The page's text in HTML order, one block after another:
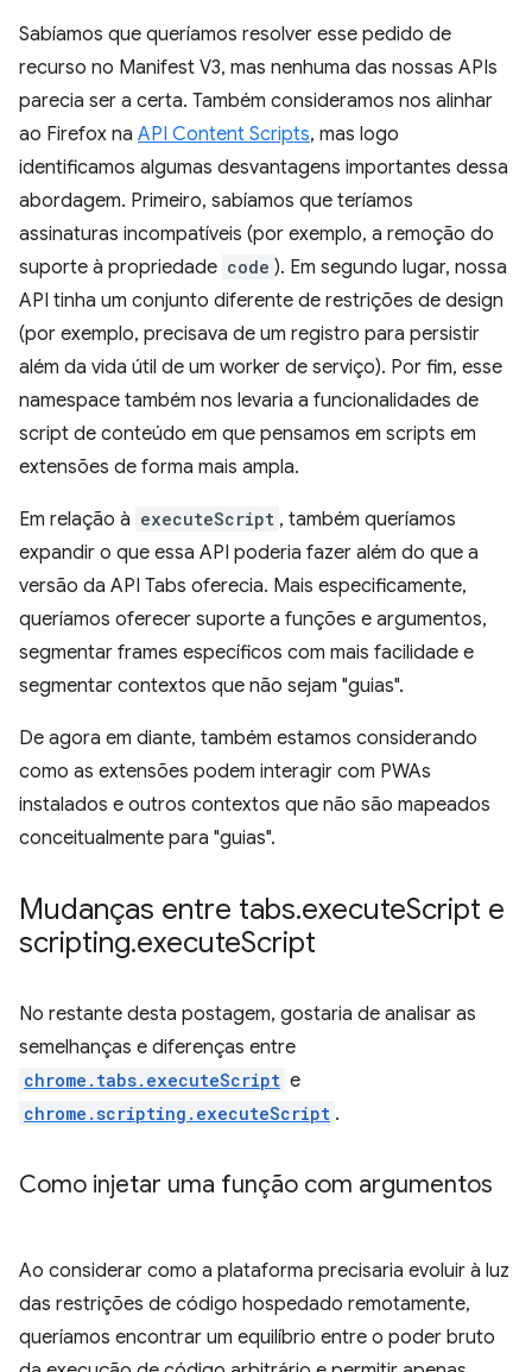
Sabíamos que queríamos resolver esse pedido de
recurso no Manifest V3, mas nenhuma das nossas APIs
parecia ser a certa. Também consideramos nos alinhar
ao Firefox na API Content Scripts, mas logo
identificamos algumas desvantagens importantes dessa
abordagem. Primeiro, sabíamos que teríamos
assinaturas incompatíveis (por exemplo, a remoção do
suporte à propriedade code ). Em segundo lugar, nossa
API tinha um conjunto diferente de restrições de design
(por exemplo, precisava de um registro para persistir
além da vida útil de um worker de serviço). Por fim, esse
namespace também nos levaria a funcionalidades de
script de conteúdo em que pensamos em scripts em
extensões de forma mais ampla.
Em relação à executeScript , também queríamos
expandir o que essa API poderia fazer além do que a
versão da API Tabs oferecia. Mais especificamente,
queríamos oferecer suporte a funções e argumentos,
segmentar frames específicos com mais facilidade e
segmentar contextos que não sejam "guias".
De agora em diante, também estamos considerando
como as extensões podem interagir com PWAs
instalados e outros contextos que não são mapeados
conceitualmente para "guias".
Mudanças entre tabs.executeScript e
scripting.executeScript
No restante desta postagem, gostaria de analisar as
semelhanças e diferenças entre
chrome.tabs.executeScript e
chrome.scripting.executeScript .
Como injetar uma função com argumentos
Ao considerar como a plataforma precisaria evoluir à luz
das restrições de código hospedado remotamente,
queríamos encontrar um equilíbrio entre o poder bruto